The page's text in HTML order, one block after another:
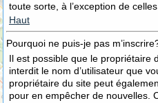
toute sorte, à l’exception de
Haut
Pourquoi ne puis-je pas
Il est possible que le propriétaire
interdit le nom d’utilisateur que
propriétaire du site peut
pour en empêcher de nouvelles.